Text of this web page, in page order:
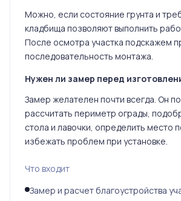
Можно, если состояние грунта и
кладбища позволяют выполнить
После осмотра участка подскажем
последовательность монтажа.
Нужен ли замер перед
Замер желателен почти всегда. Он
рассчитать периметр ограды,
стола и лавочки, определить место
избежать проблем при установке.
Что входит
Замер и расчет благоустройства